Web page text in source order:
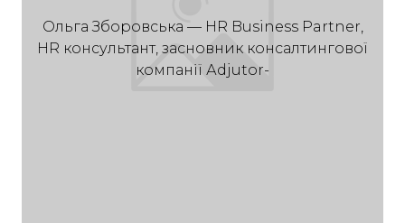
Ольга Зборовська — HR Business Partner,
HR консультант, засновник консалтингової
компанії Аdjutor-